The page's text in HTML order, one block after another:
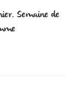
Semaine de